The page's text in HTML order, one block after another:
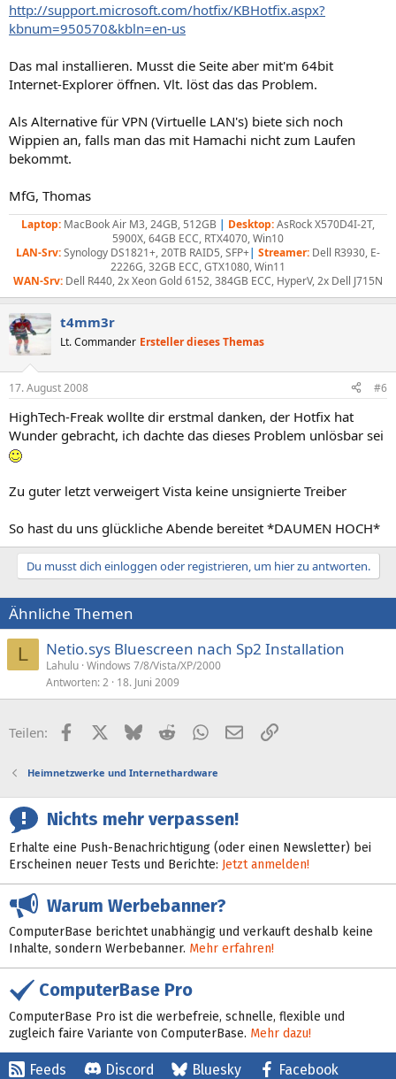
http://support.microsoft.com/hotfix/KBHotfix.aspx?
kbnum=950570&kbln=en-us
Das mal installieren. Musst die Seite aber mit'm 64bit
Internet-Explorer öffnen. Vlt. löst das das Problem.
Als Alternative für VPN (Virtuelle LAN's) biete sich noch
Wippien an, falls man das mit Hamachi nicht zum Laufen
bekommt.
MfG, Thomas
Laptop: MacBook Air M3, 24GB, 512GB | Desktop:AsRock X570D4I-2T,
5900X, 64GB ECC, RTX4070, Win10
LAN-Srv:Synology DS1821+, 20TB RAID5, SFP+| Streamer: Dell R3930, E-
2226G, 32GB ECC, GTX1080, Win11
WAN-Srv: Dell R440, 2x Xeon Gold 6152, 384GB ECC, HyperV, 2x Dell J715N
t4mm3r
Lt. Commander Ersteller dieses Themas
17. August 2008 #6
HighTech-Freak wollte dir erstmal danken, der Hotfix hat
Wunder gebracht, ich dachte das dieses Problem unlösbar sei
Zu guter letzt verweigert Vista keine unsignierte Treiber
So hast du uns glückliche Abende bereitet *DAUMEN HOCH*
Du musst dich einloggen oder registrieren, um hier zu antworten.
Ähnliche Themen
L Netio.sys Bluescreen nach Sp2 Installation
Lahulu Windows 7/8/Vista/XP/2000
Antworten 2 18. Juni 2009
Teilen: FacebookX (Twitter)
BlueskyRedditWhatsApp
E-MailLink
Heimnetzwerke und Internethardware
Nichts mehr verpassen!
Erhalte eine Push-Benachrichtigung (oder einen Newsletter) bei
Erscheinen neuer Tests und Berichte: Jetzt anmelden!
Warum Werbebanner?
ComputerBase berichtet unabhängig und verkauft deshalb keine
Inhalte, sondern Werbebanner. Mehr erfahren!
ComputerBase Pro
ComputerBase Pro ist die werbefreie, schnelle, flexible und
zugleich faire Variante von ComputerBase. Mehr dazu!
Feeds Discord Bluesky Facebook